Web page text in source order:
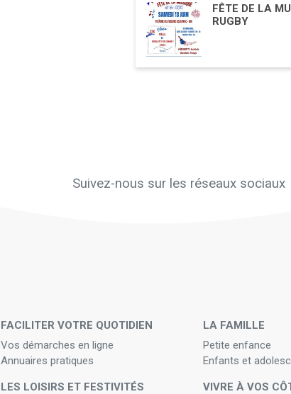
FÊTE DE LA
RUGBY
Suivez-nous sur les réseaux sociaux
FACILITER VOTRE QUOTIDIEN
Vos démarches en ligne
Annuaires pratiques
LES LOISIRS ET FESTIVITÉS
LA FAMILLE
Petite enfance
Enfants et
VIVRE À VOS